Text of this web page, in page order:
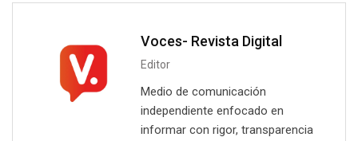
Voces- Revista Digital
Editor
Medio de comunicación
independiente enfocado en
informar con rigor, transparencia